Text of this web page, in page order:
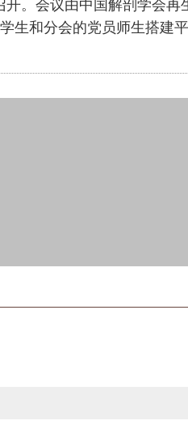
开。会议由中国解剖学会再
生和分会的党员师生搭建